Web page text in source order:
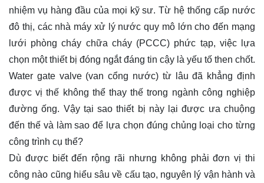
nhiệm vụ hàng đầu của mọi kỹ sư. Từ hệ thống cấp nước
đô thị, các nhà máy xử lý nước quy mô lớn cho đến mạng
lưới phòng cháy chữa cháy (PCCC) phức tạp, việc lựa
chọn một thiết bị đóng ngắt đáng tin cậy là yếu tố then chốt.
Water gate valve (van cổng nước) từ lâu đã khẳng định
được vị thế không thể thay thế trong ngành công nghiệp
đường ống. Vậy tại sao thiết bị này lại được ưa chuộng
đến thế và làm sao để lựa chọn đúng chủng loại cho từng
công trình cụ thể?
Dù được biết đến rộng rãi nhưng không phải đơn vị thi
công nào cũng hiểu sâu về cấu tạo, nguyên lý vận hành và